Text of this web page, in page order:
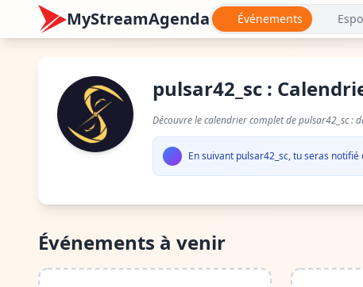
MyStreamAgenda Événements
pulsar42_sc :
Découvre le calendrier complet de pulsar42_sc :
En suivant pulsar42_sc, tu seras
Événements à venir